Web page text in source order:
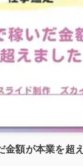
金額が本業を